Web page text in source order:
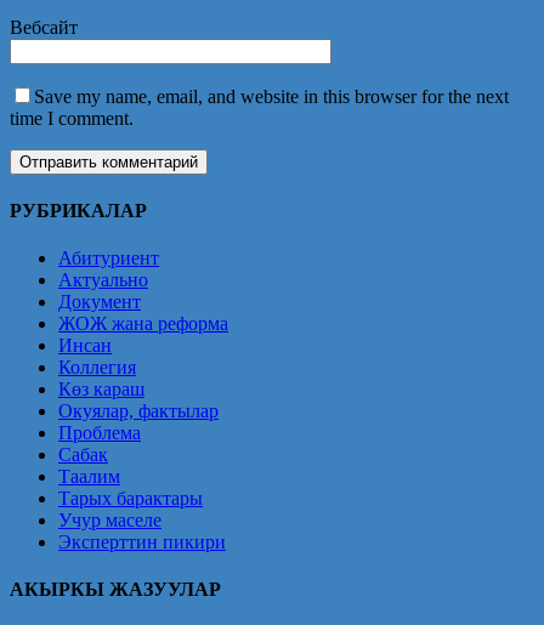
Вебсайт
Save my name, email, and website in this browser for the next
time I comment.
РУБРИКАЛАР
Абитуриент
Актуально
Документ
ЖОЖ жана реформа
Инсан
Коллегия
Көз караш
Окуялар, фактылар
Проблема
Сабак
Таалим
Тарых барактары
Учур маселе
Эксперттин пикири
АКЫРКЫ ЖАЗУУЛАР